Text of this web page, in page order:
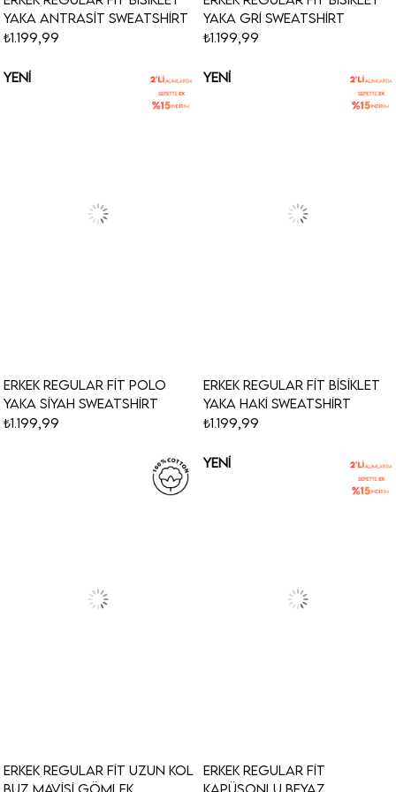
Yaka Antrasit Sweatshirt
₺1.199,99
Yaka Gri Sweatshirt
₺1.199,99
Erkek Regular Fit Polo
Yaka Siyah Sweatshirt
₺1.199,99
YENI
Erkek Regular Fit Bisiklet
Yaka Haki Sweatshirt
₺1.199,99
YENI
Erkek Regular Fit Uzun Kol
Buz Mavisi Gömlek
Erkek Regular Fit
Kapüşonlu Beyaz
YENI